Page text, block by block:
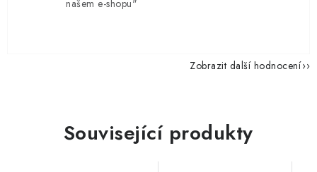
našem e-shopu"
Zobrazit další hodnocení
Související produkty